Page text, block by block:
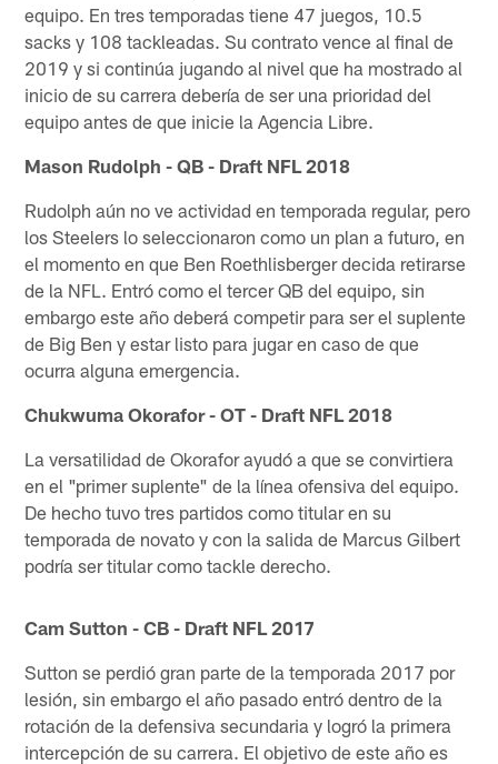
equipo. En tres temporadas tiene 47 juegos, 10.5
sacks y 108 tackleadas. Su contrato vence al final de
2019 y si continúa jugando al nivel que ha mostrado al
inicio de su carrera debería de ser una prioridad del
equipo antes de que inicie la Agencia Libre.
Mason Rudolph - QB - Draft NFL 2018
Rudolph aún no ve actividad en temporada regular, pero
los Steelers lo seleccionaron como un plan a futuro, en
el momento en que Ben Roethlisberger decida retirarse
de la NFL. Entró como el tercer QB del equipo, sin
embargo este año deberá competir para ser el suplente
de Big Ben y estar listo para jugar en caso de que
ocurra alguna emergencia.
Chukwuma Okorafor - OT - Draft NFL 2018
La versatilidad de Okorafor ayudó a que se convirtiera
en el "primer suplente" de la línea ofensiva del equipo.
De hecho tuvo tres partidos como titular en su
temporada de novato y con la salida de Marcus Gilbert
podría ser titular como tackle derecho.
Cam Sutton - CB - Draft NFL 2017
Sutton se perdió gran parte de la temporada 2017 por
lesión, sin embargo el año pasado entró dentro de la
rotación de la defensiva secundaria y logró la primera
intercepción de su carrera. El objetivo de este año es